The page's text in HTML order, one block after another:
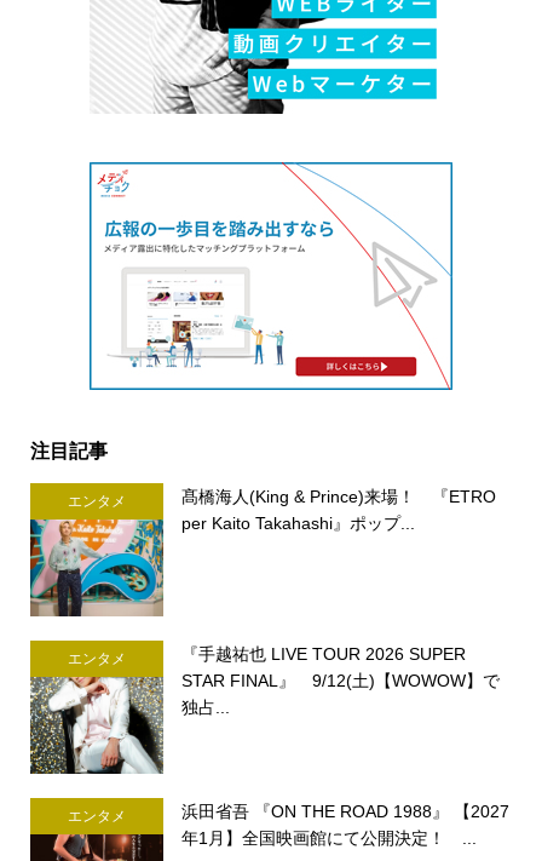
注目記事
エンタメ
髙橋海人(King & Prince)来場！ 『ETRO
per Kaito Takahashi』ポップ...
エンタメ
『手越祐也 LIVE TOUR 2026 SUPER
STAR FINAL』 9/12(土)【WOWOW】で
独占...
エンタメ
浜田省吾 『ON THE ROAD 1988』 【2027
年1月】全国映画館にて公開決定！ ...